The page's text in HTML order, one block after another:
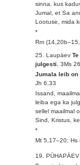
sinna, kus
Jumal, et Sa
Lootuse, mida
*
Rm
25. Laupäev
julgesti.3Ms
Jumala leib on
Jh 6,33
Issand,
leiba ega ka
sellel maailmal
Sind, Kristus,
*
Mt 5,17–20; Hs
19.